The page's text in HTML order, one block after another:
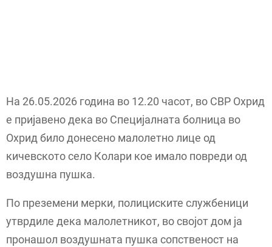
На 26.05.2026 година во 12.20 часот, во СВР Охрид
е пријавено дека во Специјалната болница во
Охрид било донесено малолетно лице од
кичевското село Колари кое имало повреди од
воздушна пушка.
По преземени мерки, полициските службеници
утврдиле дека малолетникот, во својот дом ја
пронашол воздушната пушка сопственост на